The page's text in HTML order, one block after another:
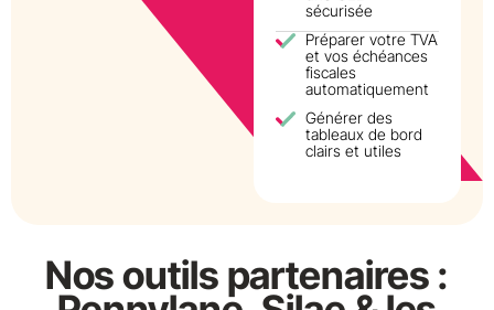
sécurisée
Préparer votre TVA
et vos échéances
fiscales
automatiquement
Générer des
tableaux de bord
clairs et utiles
Nos outils partenaires :